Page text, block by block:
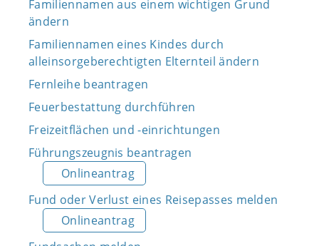
Familiennamen aus einem wichtigen Grund
ändern
Familiennamen eines Kindes durch
alleinsorgeberechtigten Elternteil ändern
Fernleihe beantragen
Feuerbestattung durchführen
Freizeitflächen und -einrichtungen
Führungszeugnis beantragen
Onlineantrag
Fund oder Verlust eines Reisepasses melden
Onlineantrag